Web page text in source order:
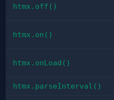
htmx.off()
htmx.on()
htmx.onLoad()
htmx.parseInterval()